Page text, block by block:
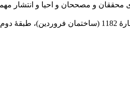
ش به قصد حمایت از كوشش‌های محققان و مصححان
دوم